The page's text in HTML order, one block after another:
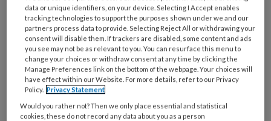
Wat
is
je
e-
mailadres?
* *
Kies
wachtwoord* *
data or unique identifiers, on your device. Selecting I Accept enables
tracking technologies to support the purposes shown under we and our
partners process data to provide. Selecting Reject All or withdrawing your
consent will disable them. If trackers are disabled, some content and ads
you see may not be as relevant to you. You can resurface this menu to
change your choices or withdraw consent at any time by clicking the
Manage Preferences link on the bottom of the webpage. Your choices will
have effect within our Website. For more details, refer to our Privacy
Policy. Privacy Statement
Would you rather not? Then we only place essential and statistical
cookies, these do not record any data about you as a person